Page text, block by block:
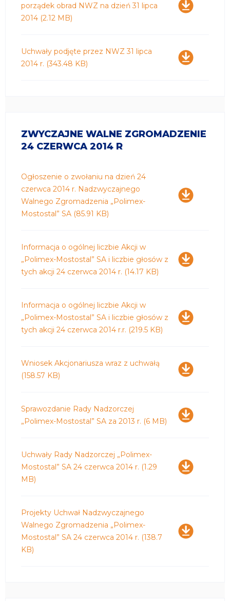
porządek obrad NWZ na dzień 31 lipca
2014 (2.12 MB)
Pobierz
Uchwały podjęte przez NWZ 31 lipca
2014 r. (343.48 KB)
ZWYCZAJNE WALNE ZGROMADZENIE
24 CZERWCA 2014 R
Pobierz
Ogłoszenie o zwołaniu na dzień 24
czerwca 2014 r. Nadzwyczajnego
Walnego Zgromadzenia „Polimex-
Mostostal” SA (85.91 KB)
Pobierz
Informacja o ogólnej liczbie Akcji w
„Polimex-Mostostal” SA i liczbie głosów z
tych akcji 24 czerwca 2014 r. (14.17 KB)
Pobierz
Informacja o ogólnej liczbie Akcji w
„Polimex-Mostostal” SA i liczbie głosów z
tych akcji 24 czerwca 2014 r.r. (219.5 KB)
Pobierz
Wniosek Akcjonariusza wraz z uchwałą
(158.57 KB)
Pobierz
Sprawozdanie Rady Nadzorczej
„Polimex-Mostostal” SA za 2013 r. (6 MB)
Pobierz
Uchwały Rady Nadzorczej „Polimex-
Mostostal” SA 24 czerwca 2014 r. (1.29
MB)
Pobierz
Projekty Uchwał Nadzwyczajnego
Walnego Zgromadzenia „Polimex-
Mostostal” SA 24 czerwca 2014 r. (138.7
KB)